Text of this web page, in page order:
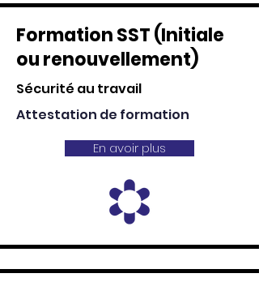
Formation SST (Initiale
ou renouvellement)
Sécurité au travail
Attestation de formation
En avoir plus